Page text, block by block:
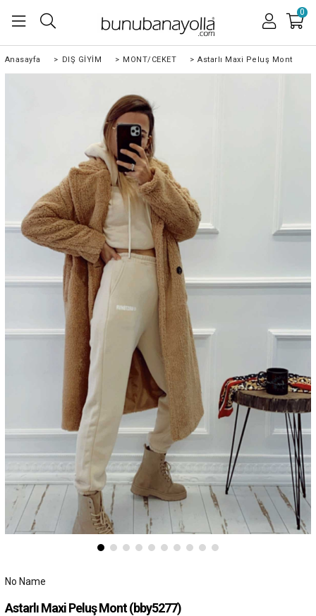
0
Anasayfa > DIŞ GİYİM > MONT/CEKET > Astarlı Maxi Peluş Mont
No Name
Astarlı Maxi Peluş Mont(bby5277)